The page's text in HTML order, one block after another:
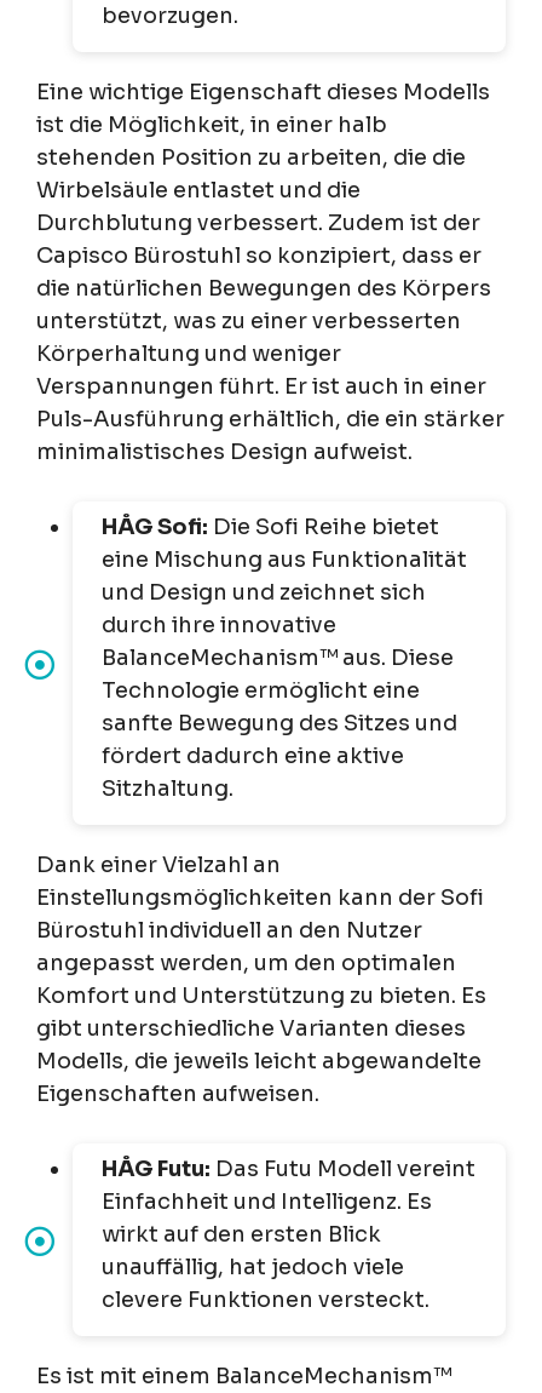
bevorzugen.
Eine wichtige Eigenschaft dieses Modells
ist die Möglichkeit, in einer halb
stehenden Position zu arbeiten, die die
Wirbelsäule entlastet und die
Durchblutung verbessert. Zudem ist der
Capisco Bürostuhl so konzipiert, dass er
die natürlichen Bewegungen des Körpers
unterstützt, was zu einer verbesserten
Körperhaltung und weniger
Verspannungen führt. Er ist auch in einer
Puls-Ausführung erhältlich, die ein stärker
minimalistisches Design aufweist.
HÅG Sofi: Die Sofi Reihe bietet
eine Mischung aus Funktionalität
und Design und zeichnet sich
durch ihre innovative
BalanceMechanism™ aus. Diese
Technologie ermöglicht eine
sanfte Bewegung des Sitzes und
fördert dadurch eine aktive
Sitzhaltung.
Dank einer Vielzahl an
Einstellungsmöglichkeiten kann der Sofi
Bürostuhl individuell an den Nutzer
angepasst werden, um den optimalen
Komfort und Unterstützung zu bieten. Es
gibt unterschiedliche Varianten dieses
Modells, die jeweils leicht abgewandelte
Eigenschaften aufweisen.
HÅG Futu: Das Futu Modell vereint
Einfachheit und Intelligenz. Es
wirkt auf den ersten Blick
unauffällig, hat jedoch viele
clevere Funktionen versteckt.
Es ist mit einem BalanceMechanism™